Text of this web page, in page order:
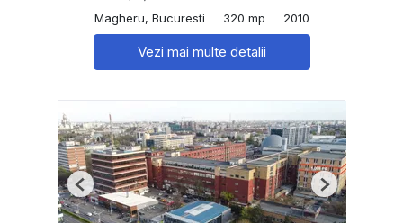
Magheru, Bucuresti
320 mp 2010
Vezi mai multe detalii
Previous Next